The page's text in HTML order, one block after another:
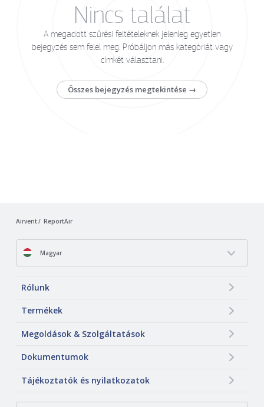
Nincs találat
A megadott szűrési feltételeknek jelenleg egyetlen
bejegyzés sem felel meg. Próbáljon más kategóriát vagy
címkét választani.
Összes bejegyzés megtekintése →
Airvent ReportAir
Magyar
Rólunk
Termékek
Megoldások & Szolgáltatások
Dokumentumok
Tájékoztatók és nyilatkozatok